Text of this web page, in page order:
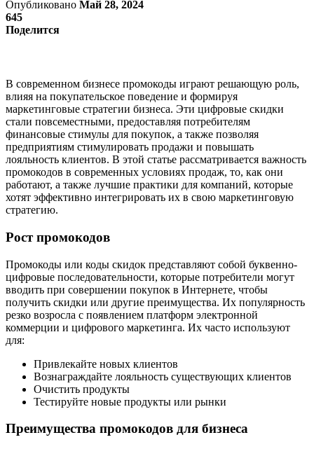
Опубликовано Май 28, 2024
645
Поделится
В современном бизнесе промокоды играют решающую роль,
влияя на покупательское поведение и формируя
маркетинговые стратегии бизнеса. Эти цифровые скидки
стали повсеместными, предоставляя потребителям
финансовые стимулы для покупок, а также позволяя
предприятиям стимулировать продажи и повышать
лояльность клиентов. В этой статье рассматривается важность
промокодов в современных условиях продаж, то, как они
работают, а также лучшие практики для компаний, которые
хотят эффективно интегрировать их в свою маркетинговую
стратегию.
Рост промокодов
Промокоды или коды скидок представляют собой буквенно-
цифровые последовательности, которые потребители могут
вводить при совершении покупок в Интернете, чтобы
получить скидки или другие преимущества. Их популярность
резко возросла с появлением платформ электронной
коммерции и цифрового маркетинга. Их часто используют
для:
Привлекайте новых клиентов
Вознаграждайте лояльность существующих клиентов
Очистить продукты
Тестируйте новые продукты или рынки
Преимущества промокодов для бизнеса